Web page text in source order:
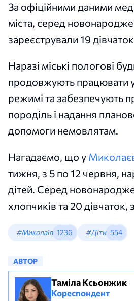
За офіційними даними
міста, серед
зареєстрували 19
Наразі міські пологові
продовжують працювати
режимі та забезпечують
породіль і надання
допомоги немовлятам.
Нагадаємо, що у
тижня, з 5 по 12 червня,
дітей. Серед
хлопчиків та 20 дівчаток,
#Миколаїв 1236 #Діти 554
АВТОР
Таміла Ксьонжик
Кореспондент